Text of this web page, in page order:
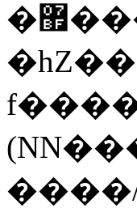
�޿�����/P`�M